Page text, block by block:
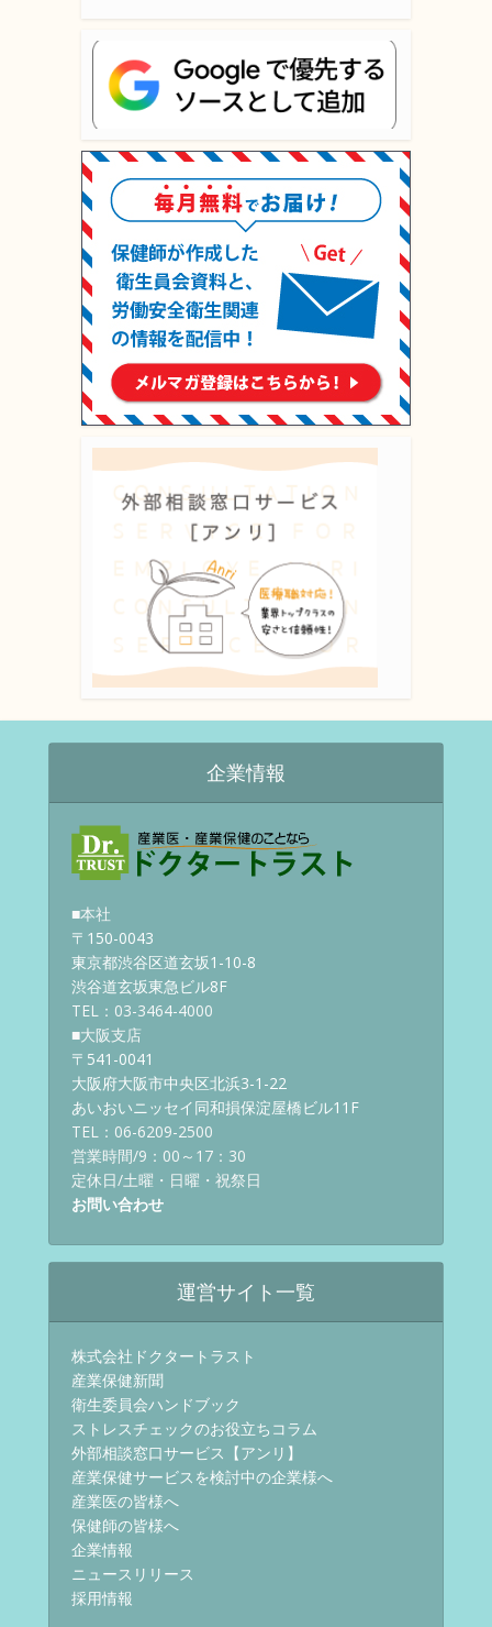
企業情報
■本社
〒150-0043
東京都渋谷区道玄坂1-10-8
渋谷道玄坂東急ビル8F
TEL：03-3464-4000
■大阪支店
〒541-0041
大阪府大阪市中央区北浜3-1-22
あいおいニッセイ同和損保淀屋橋ビル11F
TEL：06-6209-2500
営業時間/9：00～17：30
定休日/土曜・日曜・祝祭日
お問い合わせ
運営サイト一覧
株式会社ドクタートラスト
産業保健新聞
衛生委員会ハンドブック
ストレスチェックのお役立ちコラム
外部相談窓口サービス【アンリ】
産業保健サービスを検討中の企業様へ
産業医の皆様へ
保健師の皆様へ
企業情報
ニュースリリース
採用情報